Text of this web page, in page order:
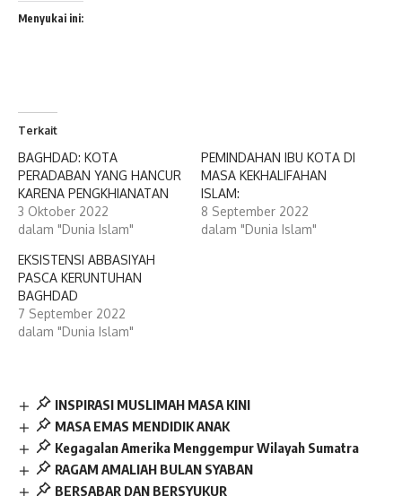
Menyukai ini:
Terkait
BAGHDAD: KOTA
PERADABAN YANG HANCUR
KARENA PENGKHIANATAN
3 Oktober 2022
dalam "Dunia Islam"
PEMINDAHAN IBU KOTA DI
MASA KEKHALIFAHAN
ISLAM:
8 September 2022
dalam "Dunia Islam"
EKSISTENSI ABBASIYAH
PASCA KERUNTUHAN
BAGHDAD
7 September 2022
dalam "Dunia Islam"
INSPIRASI MUSLIMAH MASA KINI
MASA EMAS MENDIDIK ANAK
Kegagalan Amerika Menggempur Wilayah Sumatra
RAGAM AMALIAH BULAN SYABAN
BERSABAR DAN BERSYUKUR